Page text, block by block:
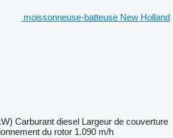
moissonneuse-batteuse New Holland
Carburant diesel Largeur de couverture
du rotor 1.090 m/h